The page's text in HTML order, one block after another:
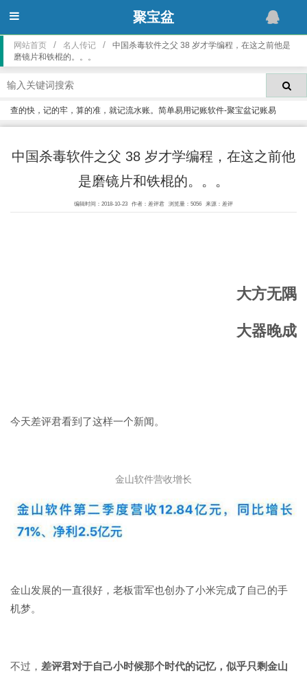
聚宝盆
网站首页 / 名人传记 /
中国杀毒软件之父 38 岁才学编程，在这之前他是
磨镜片和铁棍的。。。
查的快，记的牢，算的准，就记流水账。简单易用记账软件-聚宝盆记账易
中国杀毒软件之父 38 岁才学编程，在这之前他
是磨镜片和铁棍的。。。
编辑时间：2018-10-23 作者：差评君 浏览量：5056 来源：差评
大方无隅
大器晚成
今天差评君看到了这样一个新闻。
金山软件营收增长
金山发展的一直很好，老板雷军也创办了小米完成了自己的手
机梦。
不过， 差评君对于自己小时候那个时代的记忆，似乎只剩金山